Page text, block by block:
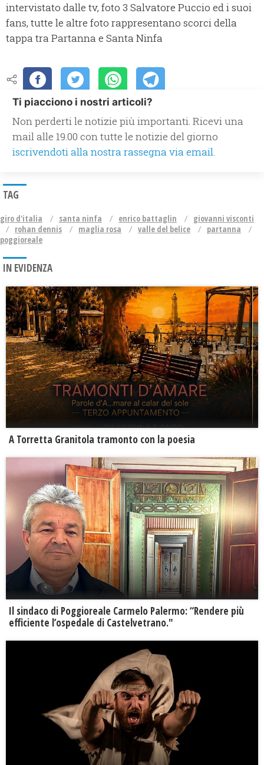
intervistato dalle tv, foto 3 Salvatore Puccio ed i suoi
fans, tutte le altre foto rappresentano scorci della
tappa tra Partanna e Santa Ninfa
Ti piacciono i nostri articoli?
Non perderti le notizie più importanti. Ricevi una
mail alle 19.00 con tutte le notizie del giorno
iscrivendoti alla nostra rassegna via email.
TAG
giro d'italia santa ninfa enrico battaglin
giovanni visconti
rohan dennis
maglia rosa valle del belice
partanna
poggioreale
IN EVIDENZA
​A Torretta Granitola tramonto con la poesia
Il sindaco di Poggioreale Carmelo Palermo: “Rendere più
efficiente l’ospedale di Castelvetrano."